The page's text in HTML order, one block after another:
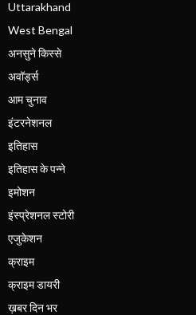
Uttarakhand
West Bengal
अनसुने किस्से
अवॉर्ड्स
आम चुनाव
इंटरनेशनल
इतिहास
इतिहास के पन्ने
इमोशन
इंस्प्रेशनल स्टोरी
एजुकेशन
क्राइम
क्राइम डायरी
ख़बर दिन भर